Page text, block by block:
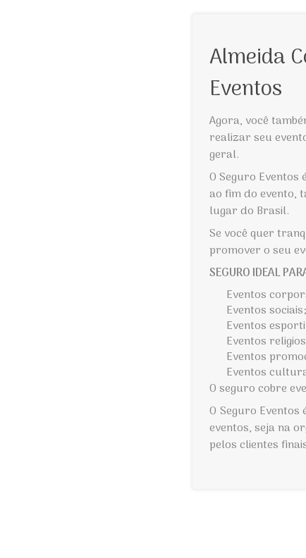
Almeida
Eventos
Agora, você
realizar seu
geral.
O Seguro
ao fim do evento,
lugar do Brasil.
Se você quer
promover o seu
SEGURO IDEAL
Eventos
Eventos sociais;
Eventos
Eventos
Eventos
Eventos
O seguro cobre
O Seguro
eventos, seja na
pelos clientes